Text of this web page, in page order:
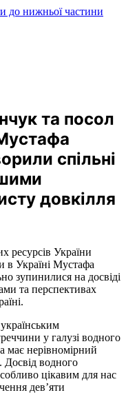
до нижньої частини
та посол
спільні
довкілля
ресурсів України
в Україні Мустафа
зупинилися на досвіді
та перспективах
у галузі водного
має нерівномірний
Досвід водного
цікавим для нас
дев’яти